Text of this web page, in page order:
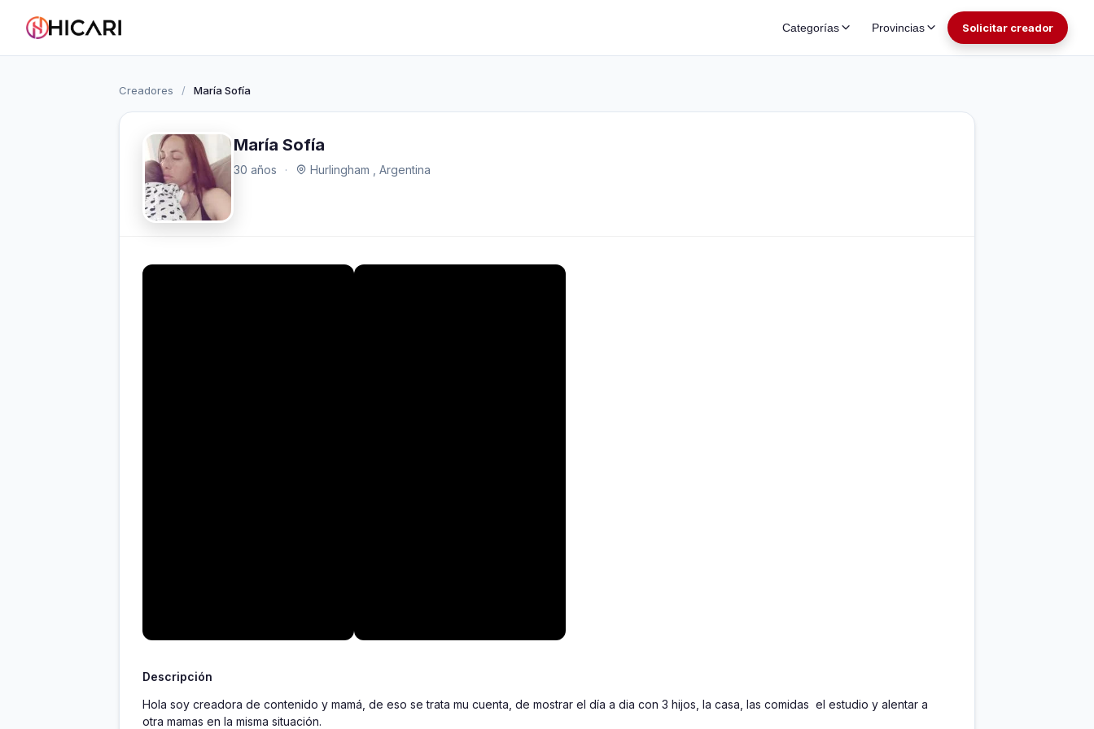
Categorías Provincias Solicitar creador
Creadores / María Sofía
María Sofía
30 años · Hurlingham , Argentina
Descripción
Hola soy creadora de contenido y mamá, de eso se trata mu cuenta, de mostrar el día a dia con 3 hijos, la casa, las comidas  el estudio y alentar a
otra mamas en la misma situación.